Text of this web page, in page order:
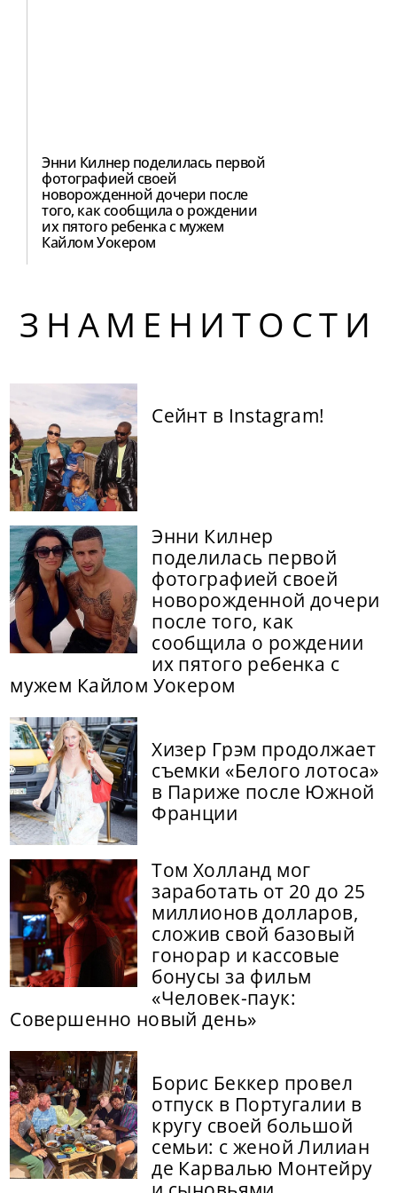
Энни Килнер поделилась первой
фотографией своей
новорожденной дочери после
того, как сообщила о рождении
их пятого ребенка с мужем
Кайлом Уокером
ЗНАМЕНИТОСТИ
Сейнт в Instagram!
Энни Килнер
поделилась первой
фотографией своей
новорожденной дочери
после того, как
сообщила о рождении
их пятого ребенка с
мужем Кайлом Уокером
Хизер Грэм продолжает
съемки «Белого лотоса»
в Париже после Южной
Франции
Том Холланд мог
заработать от 20 до 25
миллионов долларов,
сложив свой базовый
гонорар и кассовые
бонусы за фильм
«Человек-паук:
Совершенно новый день»
Борис Беккер провел
отпуск в Португалии в
кругу своей большой
семьи: с женой Лилиан
де Карвалью Монтейру